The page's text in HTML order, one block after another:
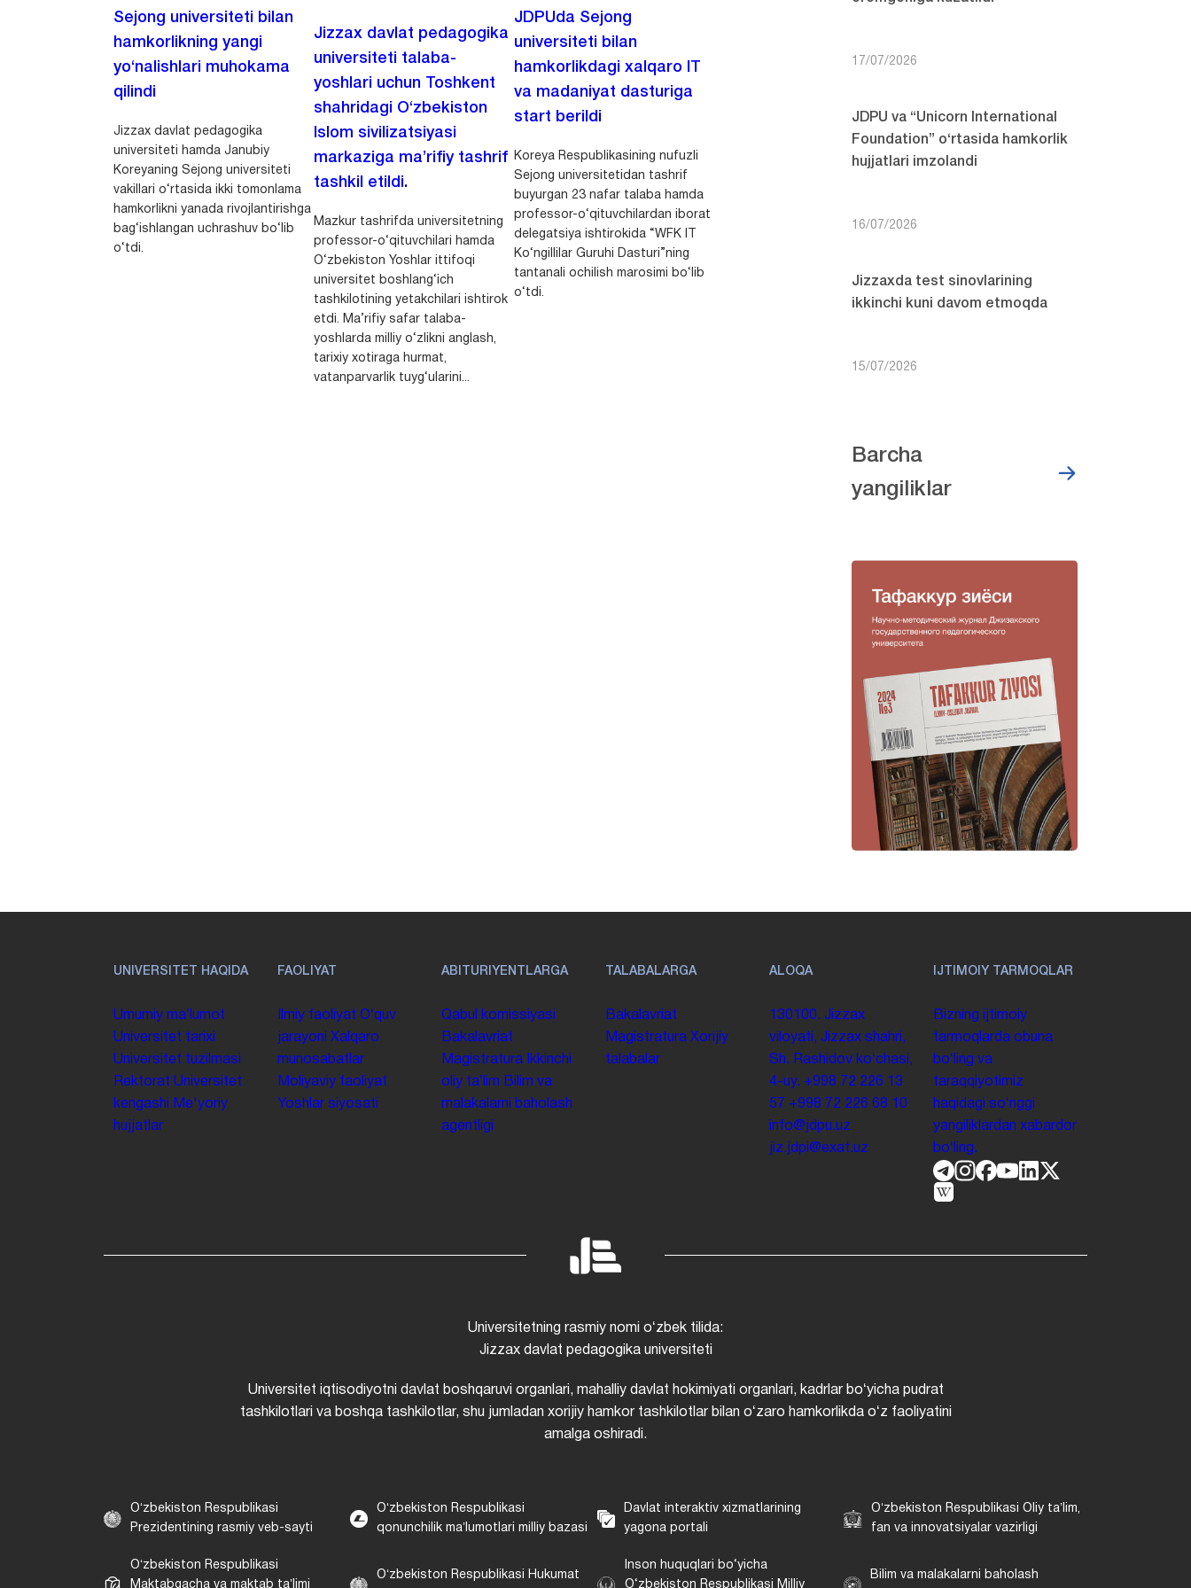
Sejong universiteti bilan
hamkorlikning yangi
yo‘nalishlari muhokama
qilindi
Jizzax davlat pedagogika
universiteti hamda Janubiy
Koreyaning Sejong universiteti
vakillari o‘rtasida ikki tomonlama
hamkorlikni yanada rivojlantirishga
bag‘ishlangan uchrashuv bo‘lib
o‘tdi.
Jizzax davlat pedagogika
universiteti talaba-
yoshlari uchun Toshkent
shahridagi O‘zbekiston
Islom sivilizatsiyasi
markaziga ma’rifiy tashrif
tashkil etildi.
Mazkur tashrifda universitetning
professor-o‘qituvchilari hamda
O‘zbekiston Yoshlar ittifoqi
universitet boshlang‘ich
tashkilotining yetakchilari ishtirok
etdi. Ma’rifiy safar talaba-
yoshlarda milliy o‘zlikni anglash,
tarixiy xotiraga hurmat,
vatanparvarlik tuyg‘ularini...
JDPUda Sejong
universiteti bilan
hamkorlikdagi xalqaro IT
va madaniyat dasturiga
start berildi
Koreya Respublikasining nufuzli
Sejong universitetidan tashrif
buyurgan 23 nafar talaba hamda
professor-o‘qituvchilardan iborat
delegatsiya ishtirokida “WFK IT
Ko‘ngillilar Guruhi Dasturi”ning
tantanali ochilish marosimi bo‘lib
o‘tdi.
17/07/2026
JDPU va “Unicorn International
Foundation” o‘rtasida hamkorlik
hujjatlari imzolandi
16/07/2026
Jizzaxda test sinovlarining
ikkinchi kuni davom etmoqda
15/07/2026
Barcha
yangiliklar
UNIVERSITET HAQIDA
Umumiy maʼlumot
Universitet tarixi
Universitet tuzilmasi
Rektorat Universitet
kengashi
Me'yoriy
hujjatlar
FAOLIYAT
Ilmiy faoliyat Oʻquv
jarayoni Xalqaro
munosabatlar
Moliyaviy faoliyat
Yoshlar siyosati
ABITURIYENTLARGA
Qabul komissiyasi
Bakalavriat
Magistratura
Ikkinchi
oliy taʼlim Bilim va
malakalarni baholash
agentligi
TALABALARGA
Bakalavriat
Magistratura Xorijiy
talabalar
ALOQA
130100. Jizzax
viloyati, Jizzax shahri,
Sh. Rashidov koʻchasi,
4-uy. +998 72 226 13
57 +998 72 226 68 10
info@jdpu.uz
jiz.jdpi@exat.uz
IJTIMOIY TARMOQLAR
Bizning ijtimoiy
tarmoqlarda obuna
boʻling va
taraqqiyotimiz
haqidagi soʻnggi
yangiliklardan xabardor
boʻling.
Universitetning rasmiy nomi oʻzbek tilida:
Jizzax davlat pedagogika universiteti
Universitet iqtisodiyotni davlat boshqaruvi organlari, mahalliy davlat hokimiyati organlari, kadrlar boʻyicha pudrat
tashkilotlari va boshqa tashkilotlar, shu jumladan xorijiy hamkor tashkilotlar bilan oʻzaro hamkorlikda oʻz faoliyatini
amalga oshiradi.
Oʻzbekiston Respublikasi
Prezidentining rasmiy veb-sayti
Oʻzbekiston Respublikasi
qonunchilik maʼlumotlari milliy bazasi
Davlat interaktiv xizmatlarining
yagona portali
Oʻzbekiston Respublikasi Oliy taʼlim,
fan va innovatsiyalar vazirligi
Oʻzbekiston Respublikasi
Maktabgacha va maktab taʼlimi
Oʻzbekiston Respublikasi Hukumat
Inson huquqlari bo‘yicha
O‘zbekiston Respublikasi Milliy
Bilim va malakalarni baholash